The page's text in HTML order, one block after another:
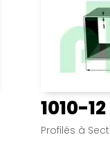
1010-12
Profilés à